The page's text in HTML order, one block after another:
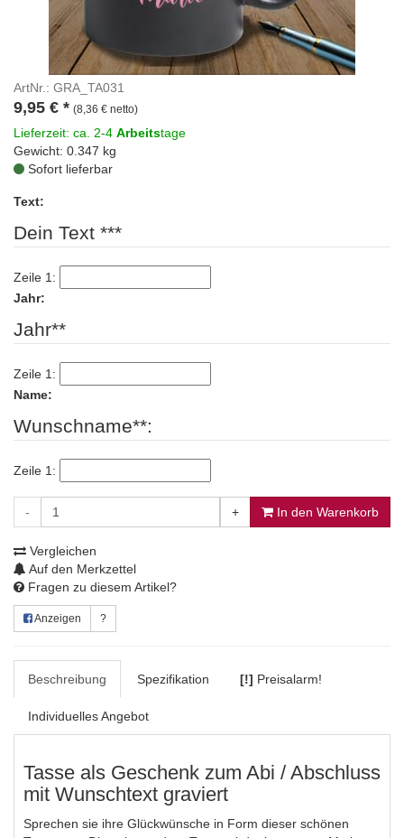
ArtNr.: GRA_TA031
9,95 € * (8,36 € netto)
Lieferzeit: ca. 2-4 Arbeitstage
Gewicht: 0.347 kg
Sofort lieferbar
Text:
Dein Text ***
Zeile 1:
Jahr:
Jahr**
Zeile 1:
Name:
Wunschname**:
Zeile 1:
- + In den Warenkorb
Vergleichen
Auf den Merkzettel
Fragen zu diesem Artikel?
Anzeigen ?
Beschreibung Spezifikation [!] Preisalarm!
Individuelles Angebot
Tasse als Geschenk zum Abi / Abschluss
mit Wunschtext graviert
Sprechen sie ihre Glückwünsche in Form dieser schönen